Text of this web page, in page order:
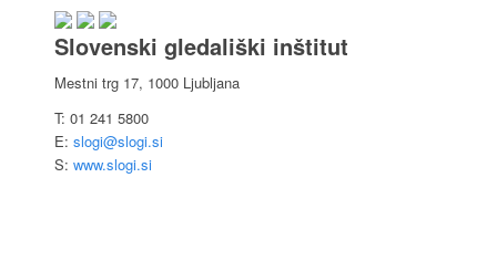
Slovenski gledališki inštitut
Mestni trg 17, 1000 Ljubljana
T: 01 241 5800
E: slogi@slogi.si
S: www.slogi.si